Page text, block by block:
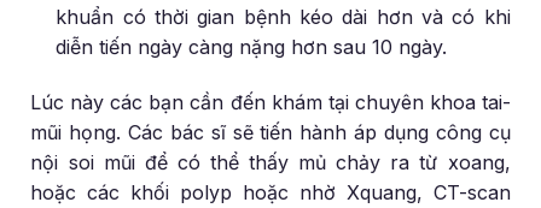
khuẩn có thời gian bệnh kéo dài hơn và có khi
diễn tiến ngày càng nặng hơn sau 10 ngày.
Lúc này các bạn cần đến khám tại chuyên khoa tai-
mũi họng. Các bác sĩ sẽ tiến hành áp dụng công cụ
nội soi mũi để có thể thấy mủ chảy ra từ xoang,
hoặc các khối polyp hoặc nhờ Xquang, CT-scan